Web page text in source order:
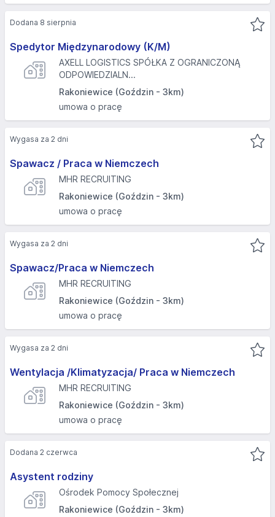
Spedytor Międzynarodowy (K/M)
AXELL LOGISTICS SPÓŁKA Z OGRANICZONĄ
ODPOWIEDZIALN...
Rakoniewice (Goździn - 3km)
umowa o pracę
Dodana 8 sierpnia
Spawacz / Praca w Niemczech
MHR RECRUITING
Rakoniewice (Goździn - 3km)
umowa o pracę
Wygasa za 2 dni
Spawacz/Praca w Niemczech
MHR RECRUITING
Rakoniewice (Goździn - 3km)
umowa o pracę
Wygasa za 2 dni
Wentylacja /Klimatyzacja/ Praca w Niemczech
MHR RECRUITING
Rakoniewice (Goździn - 3km)
umowa o pracę
Wygasa za 2 dni
Asystent rodziny
Ośrodek Pomocy Społecznej
Rakoniewice (Goździn - 3km)
Dodana 2 czerwca